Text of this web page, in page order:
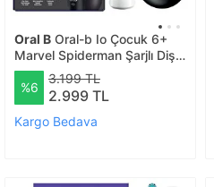
Oral B Oral-b Io Çocuk 6+
Marvel Spiderman Şarjlı Diş
Fırçası
%6
3.199 TL
2.999 TL
Kargo Bedava